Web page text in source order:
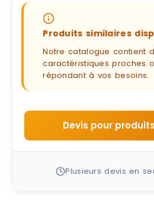
Produits similaires
Notre catalogue contient
caractéristiques proches
répondant à vos besoins.
Devis pour
Plusieurs devis en